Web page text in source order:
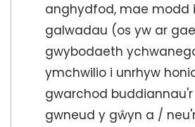
anghydfod, mae modd
galwadau (os yw ar
gwybodaeth
ymchwilio i unrhyw
gwarchod buddiannau'r
gwneud y gŵyn a /